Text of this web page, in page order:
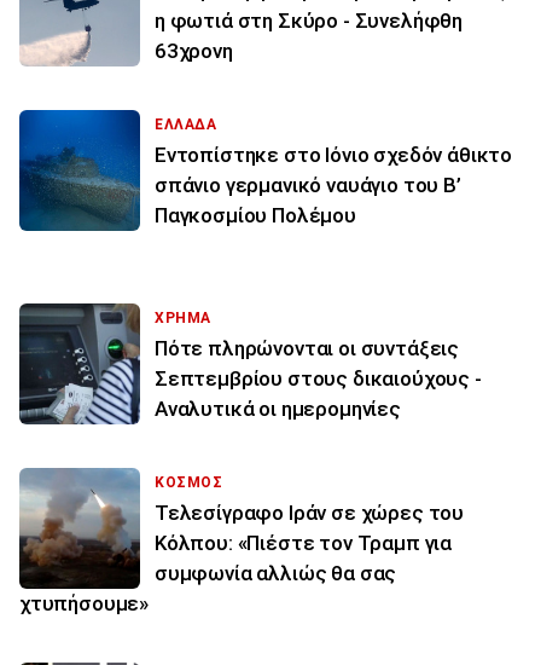
η φωτιά στη Σκύρο - Συνελήφθη
63χρονη
ΕΛΛΑΔΑ
Εντοπίστηκε στο Ιόνιο σχεδόν άθικτο
σπάνιο γερμανικό ναυάγιο του Β’
Παγκοσμίου Πολέμου
ΧΡΗΜΑ
Πότε πληρώνονται οι συντάξεις
Σεπτεμβρίου στους δικαιούχους -
Αναλυτικά οι ημερομηνίες
ΚΟΣΜΟΣ
Τελεσίγραφο Ιράν σε χώρες του
Κόλπου: «Πιέστε τον Τραμπ για
συμφωνία αλλιώς θα σας
χτυπήσουμε»